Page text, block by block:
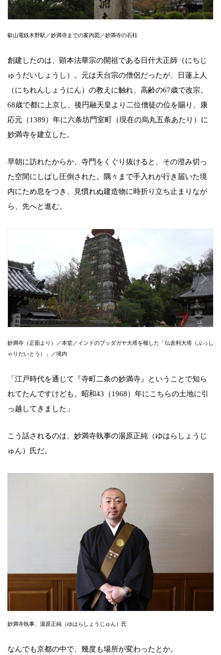
叡山電鉄木野駅／妙満寺までの案内図／妙満寺の石柱
創建したのは、顕本法華宗の開祖である日什大正師（にちじ
ゅうだいしょうし）。元は天台宗の僧侶だったが、日蓮上人
（にちれんしょうにん）の教えに触れ、高齢の67歳で改宗。
68歳で都に上京し、後円融天皇より二位僧徒の位を賜り、康
応元（1389）年に六条坊門室町（現在の烏丸五条あたり）に
妙満寺を建立した。
早朝に訪れたからか、寺門をくぐり抜けると、その澄み切っ
た空間にしばし圧倒された。隅々まで手入れが行き届いた境
内にため息をつき、見慣れぬ建造物に時折り立ち止まりなが
ら、先へと進む。
妙満寺（正面より）／本堂／インドのブッダガヤ大塔を模した「仏舎利大塔（ぶっし
ゃりだいとう）」／境内
「江戸時代を通じて『寺町二条の妙満寺』ということで知ら
れてたんですけども。昭和43（1968）年にこちらの土地に引
っ越してきました」
こう話されるのは、妙満寺執事の湯原正純（ゆはらしょうじ
ゅん）氏だ。
妙満寺執事、湯原正純（ゆはらしょうじゅん）氏
なんでも京都の中で、幾度も場所が変わったとか。